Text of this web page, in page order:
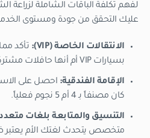
لفهم تكلفة الباقات الشاملة
عليك التحقق من جودة ومستوى
الانتقالات الخاصة (VIP):
تأكد
بسيارات VIP أم أنها حافلات مشتركة مع مرضى آخرين.
الإقامة الفندقية: احصل على
كان مصنفاً بـ 4 أم 5 نجوم فعلياً.
التنسيق والمتابعة بلغات
متخصص يتحدث لغتك الأم يعتبر